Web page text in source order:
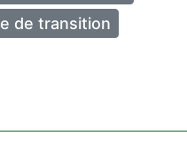
de transition